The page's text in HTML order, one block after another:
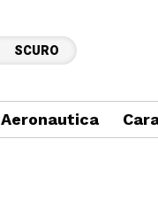
SCURO
Aeronautica